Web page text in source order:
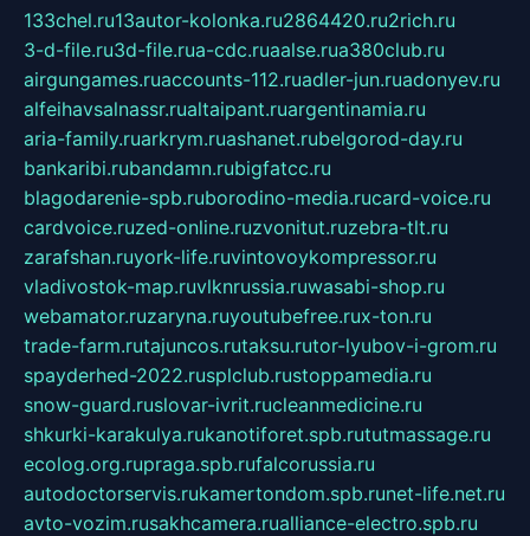
133chel.ru13autor-kolonka.ru2864420.ru2rich.ru
3-d-file.ru3d-file.rua-cdc.ruaalse.rua380club.ru
airgungames.ruaccounts-112.ruadler-jun.ruadonyev.ru
alfeihavsalnassr.rualtaipant.ruargentinamia.ru
aria-family.ruarkrym.ruashanet.rubelgorod-day.ru
bankaribi.rubandamn.rubigfatcc.ru
blagodarenie-spb.ruborodino-media.rucard-voice.ru
cardvoice.ruzed-online.ruzvonitut.ruzebra-tlt.ru
zarafshan.ruyork-life.ruvintovoykompressor.ru
vladivostok-map.ruvlknrussia.ruwasabi-shop.ru
webamator.ruzaryna.ruyoutubefree.rux-ton.ru
trade-farm.rutajuncos.rutaksu.rutor-lyubov-i-grom.ru
spayderhed-2022.rusplclub.rustoppamedia.ru
snow-guard.ruslovar-ivrit.rucleanmedicine.ru
shkurki-karakulya.rukanotiforet.spb.rututmassage.ru
ecolog.org.rupraga.spb.rufalcorussia.ru
autodoctorservis.rukamertondom.spb.runet-life.net.ru
avto-vozim.rusakhcamera.rualliance-electro.spb.ru